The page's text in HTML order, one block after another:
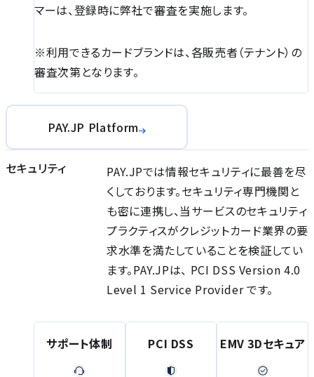
マーは、登録時に弊社で審査を実施します。
※利⽤できるカードブランドは、各販売者（テナント）の
審査次第となります。
PAY.JP Platform
セキュリティ
PAY.JPでは情報セキュリティに最善を尽
くしております。セキュリティ専門機関と
も密に連携し、当サービスのセキュリティ
プラクティスがクレジットカード業界の要
求水準を満たしていることを検証してい
ます。PAY.JPは、 PCI DSS Version 4.0
Level 1 Service Provider です。
サポート体制 PCI DSS EMV 3Dセキュア